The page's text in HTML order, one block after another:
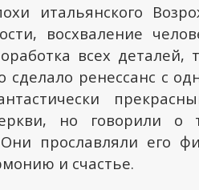
итальянского
восхваление
всех деталей,
сделало ренессанс с
но говорили
прославляли его
и счастье.